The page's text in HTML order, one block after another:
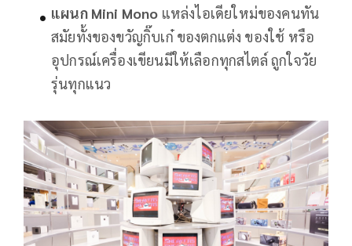
แผนก Mini Mono แหล่งไอเดียใหม่ของคนทัน
สมัยทั้งของขวัญกิ๊บเก๋ ของตกแต่ง ของใช้ หรือ
อุปกรณ์เครื่องเขียนมีให้เลือกทุกสไตล์ ถูกใจวัย
รุ่นทุกแนว